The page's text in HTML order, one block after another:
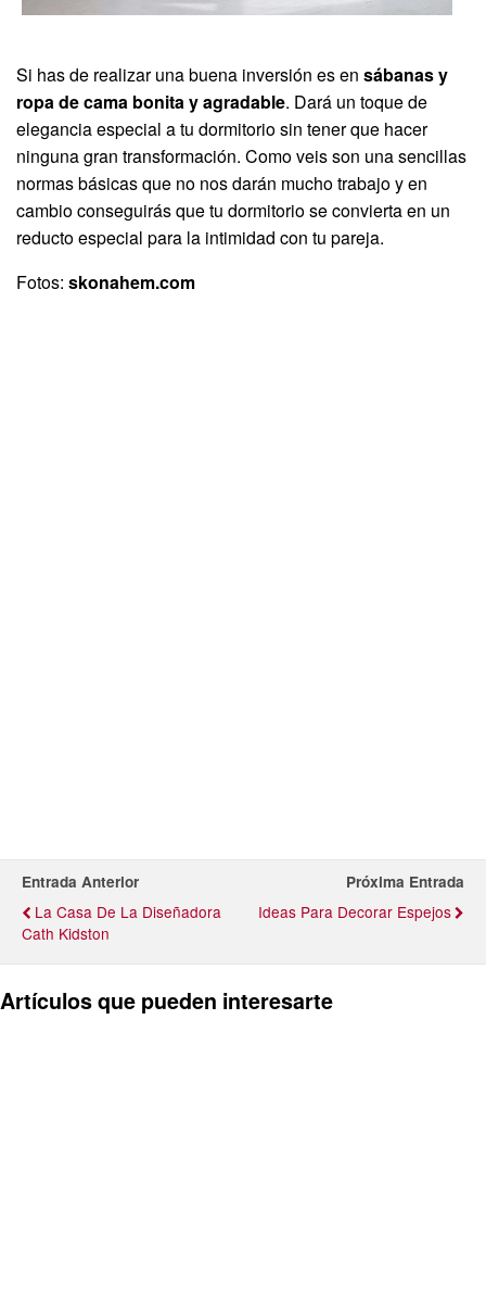
Si has de realizar una buena inversión es en sábanas y
ropa de cama bonita y agradable. Dará un toque de
elegancia especial a tu dormitorio sin tener que hacer
ninguna gran transformación. Como veis son una sencillas
normas básicas que no nos darán mucho trabajo y en
cambio conseguirás que tu dormitorio se convierta en un
reducto especial para la intimidad con tu pareja.
Fotos: skonahem.com
Entrada Anterior
La Casa De La Diseñadora
Cath Kidston
Próxima Entrada
Ideas Para Decorar Espejos
Artículos que pueden interesarte